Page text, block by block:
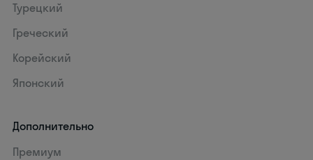
Турецкий
Греческий
Корейский
Японский
Дополнительно
Премиум